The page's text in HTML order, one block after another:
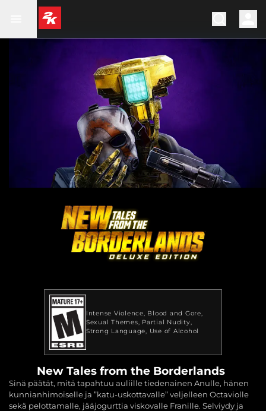
Intense Violence
Blood and Gore
Sexual Themes
Partial Nudity
Strong Language
Use of Alcohol
New Tales from the Borderlands
Sinä päätät, mitä tapahtuu auliille tiedenainen Anulle, hänen
kunnianhimoiselle ja ”katu-uskottavalle” veljelleen Octaviolle
sekä pelottamalle, jääjogurttia viskovalle Franille. Selviydy ja